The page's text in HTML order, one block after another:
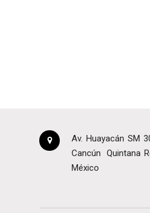
Av. Huayacán SM
Cancún
Quintana
México